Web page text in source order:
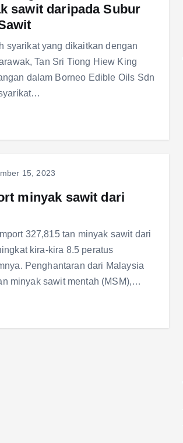
sawit daripada Subur
syarikat yang dikaitkan dengan
Tan Sri Tiong Hiew King
dalam Borneo Edible Oils Sdn
15, 2023
minyak sawit dari
327,815 tan minyak sawit dari
kira-kira 8.5 peratus
Penghantaran dari Malaysia
minyak sawit mentah (MSM),…